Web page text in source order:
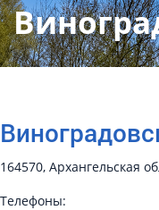
164570, Архангельская
Телефоны: